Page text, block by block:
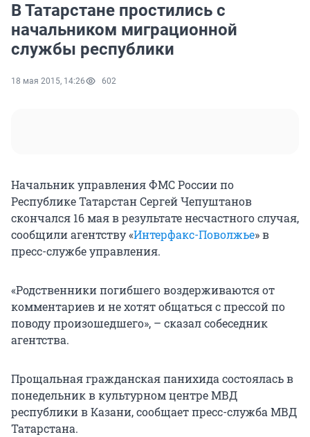
В Татарстане простились с
начальником миграционной
службы республики
18 мая 2015, 14:26 602
Начальник управления ФМС России по
Республике Татарстан Сергей Чепуштанов
скончался 16 мая в результате несчастного случая,
сообщили агентству «Интерфакс-Поволжье» в
пресс-службе управления.
«Родственники погибшего воздерживаются от
комментариев и не хотят общаться с прессой по
поводу произошедшего», – сказал собеседник
агентства.
Прощальная гражданская панихида состоялась в
понедельник в культурном центре МВД
республики в Казани, сообщает пресс-служба МВД
Татарстана.